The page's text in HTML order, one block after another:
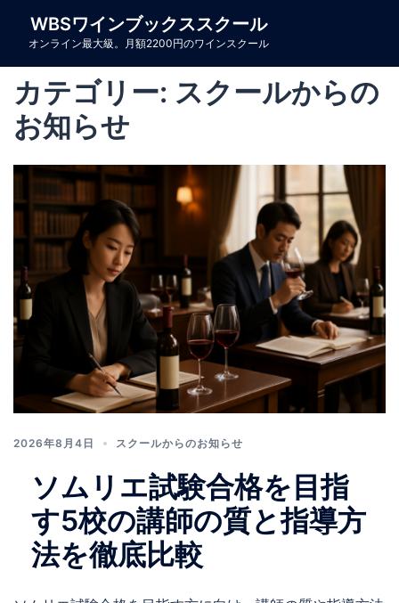
WBSワインブックススクール
オンライン最大級。月額2200円のワインスクール
カテゴリー: スクールからの
お知らせ
2026年8月4日 スクールからのお知らせ
ソムリエ試験合格を目指
す5校の講師の質と指導方
法を徹底比較